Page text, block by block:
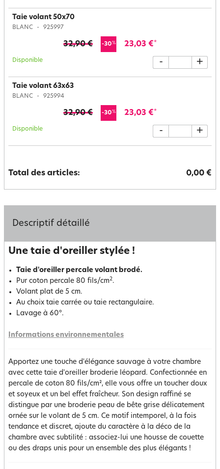
Taie volant 50x70
BLANC 925997
32,90 € -30% 23,03 €*
Disponible - +
Taie volant 63x63
BLANC 925994
32,90 € -30% 23,03 €*
Disponible - +
Total des articles: 0,00 €
Descriptif détaillé
Une taie d'oreiller stylée !
Taie d'oreiller percale volant brodé.
Pur coton percale 80 fils/cm2.
Volant plat de 5 cm.
Au choix taie carrée ou taie rectangulaire.
Lavage à 60°.
Informations environnementales
Apportez une touche d'élégance sauvage à votre chambre
avec cette taie d'oreiller broderie léopard. Confectionnée en
percale de coton 80 fils/cm², elle vous offre un toucher doux
et soyeux et un bel effet fraîcheur. Son design raffiné se
distingue par une broderie peau de bête grise délicatement
ornée sur le volant de 5 cm. Ce motif intemporel, à la fois
tendance et discret, ajoute du caractère à la déco de la
chambre avec subtilité : associez-lui une housse de couette
ou des draps unis pour un ensemble des plus élégants !